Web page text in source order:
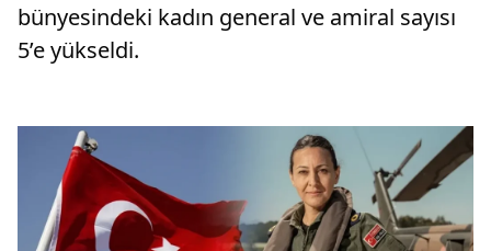
bünyesindeki kadın general ve amiral sayısı
5’e yükseldi.